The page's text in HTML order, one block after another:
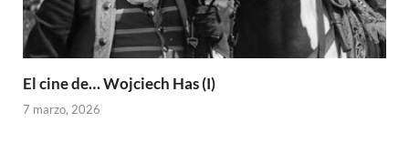
El cine de… Wojciech Has (I)
7 marzo, 2026